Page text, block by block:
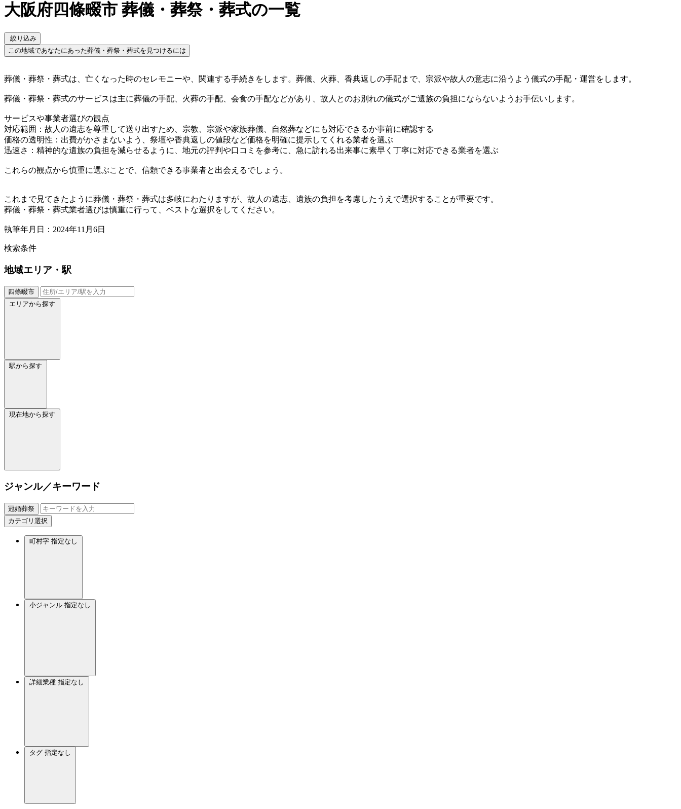
大阪府四條畷市 葬儀・葬祭・葬式の一覧
絞り込み
この地域であなたにあった葬儀・葬祭・葬式を見つけるには
葬儀・葬祭・葬式は、亡くなった時のセレモニーや、関連する手続きをします。葬儀、火葬、香典返しの手配まで、宗派や故人の意志に沿うよう儀式の手配・運営をします。
葬儀・葬祭・葬式のサービスは主に葬儀の手配、火葬の手配、会食の手配などがあり、故人とのお別れの儀式がご遺族の負担にならないようお手伝いします。
サービスや事業者選びの観点
対応範囲：故人の遺志を尊重して送り出すため、宗教、宗派や家族葬儀、自然葬などにも対応できるか事前に確認する
価格の透明性：出費がかさまないよう、祭壇や香典返しの値段など価格を明確に提示してくれる業者を選ぶ
迅速さ：精神的な遺族の負担を減らせるように、地元の評判や口コミを参考に、急に訪れる出来事に素早く丁寧に対応できる業者を選ぶ
これらの観点から慎重に選ぶことで、信頼できる事業者と出会えるでしょう。
これまで見てきたように葬儀・葬祭・葬式は多岐にわたりますが、故人の遺志、遺族の負担を考慮したうえで選択することが重要です。
葬儀・葬祭・葬式業者選びは慎重に行って、ベストな選択をしてください。
執筆年月日：2024年11月6日
検索条件
地域エリア・駅
四條畷市
エリアから探す
駅から探す
現在地から探す
ジャンル／キーワード
冠婚葬祭
カテゴリ選択
町村字 指定なし
小ジャンル 指定なし
詳細業種 指定なし
タグ 指定なし